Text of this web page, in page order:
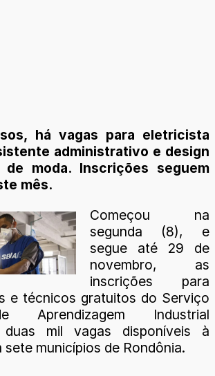
há vagas para eletricista
administrativo e design
moda. Inscrições seguem
mês.
Começou na
segunda (8), e
segue até 29 de
novembro, as
inscrições para
e técnicos gratuitos do Serviço
Aprendizagem Industrial
duas mil vagas disponíveis à
sete municípios de Rondônia.